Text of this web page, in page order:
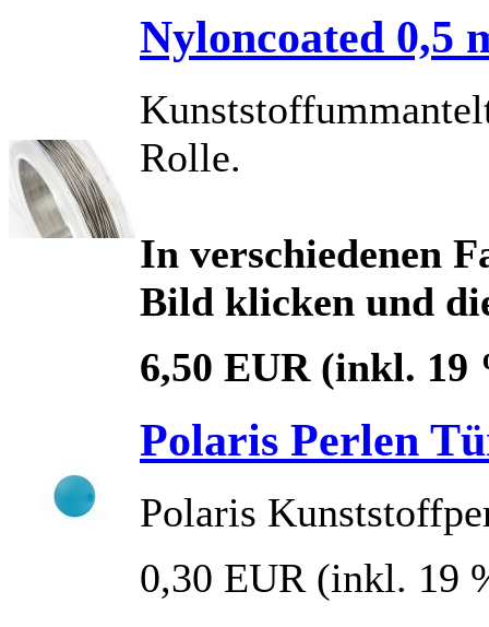
Nyloncoated 0,5
Rolle.
In verschiedenen
Bild klicken und
6,50 EUR (inkl. 19
Polaris Perlen
Polaris
0,30 EUR (inkl. 19